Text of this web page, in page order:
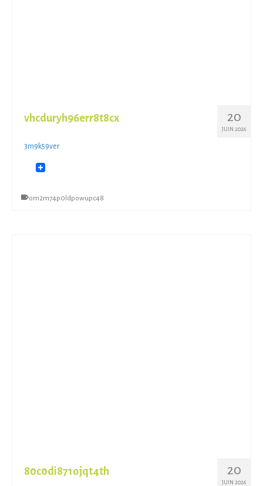
20
JUIN 2026
vhcduryh96err8t8cx
3m9k59ver
om2m74p0ldpowupc48
20
JUIN 2026
80c0di871ojqt4th